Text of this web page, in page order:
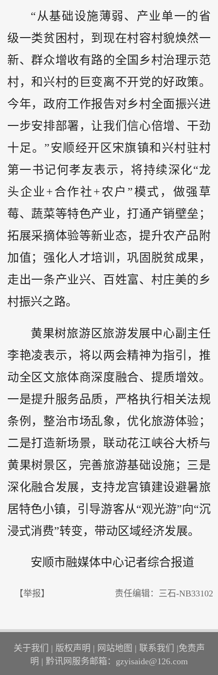
“从基础设施薄弱、产业单一的省
级一类贫困村，到现在村容村貌焕然一
新、群众增收有路的全国乡村治理示范
村，和兴村的巨变离不开党的好政策。
今年，政府工作报告对乡村全面振兴进
一步安排部署，让我们信心倍增、干劲
十足。”安顺经开区宋旗镇和兴村驻村
第一书记何孝友表示，将持续深化“龙
头企业+合作社+农户”模式，做强草
莓、蔬菜等特色产业，打通产销壁垒；
拓展采摘体验等新业态，提升农产品附
加值；强化人才培训，巩固脱贫成果，
走出一条产业兴、百姓富、村庄美的乡
村振兴之路。
黄果树旅游区旅游发展中心副主任
李艳凌表示，将以两会精神为指引，推
动全区文旅体商深度融合、提质增效。
一是提升服务品质，严格执行相关法规
条例，整治市场乱象，优化旅游体验；
二是打造新场景，联动花江峡谷大桥与
黄果树景区，完善旅游基础设施；三是
深化融合发展，支持龙宫镇建设避暑旅
居特色小镇，引导游客从“观光游”向“沉
浸式消费”转变，带动区域经济发展。
安顺市融媒体中心记者综合报道
【举报】 责任编辑：三石-NB33102
关于我们 | 版权声明 | 网站地图 | 联系我们 |免责声
明 | 黔讯网服务邮箱：gzyisaide@126.com